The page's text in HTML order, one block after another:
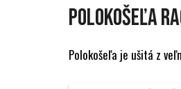
produktu
je
z
5
POLOKOŠEĽA
Polokošeľa je ušitá z